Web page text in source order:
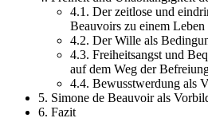
4.1. Der zeitlose und
Beauvoirs zu einem
4.2. Der Wille als
4.3. Freiheitsangst und
auf dem Weg der
4.4. Bewusstwerdung als
5. Simone de Beauvoir als
6. Fazit